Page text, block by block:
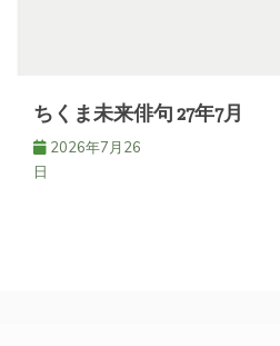
ちくま未来俳句 27年7月
2026年7月26
日